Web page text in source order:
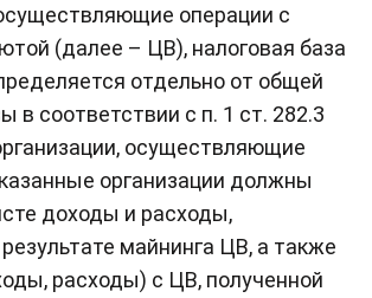
операции с
(далее – ЦВ), налоговая база
отдельно от общей
в соответствии с п. 1 ст. 282.3
осуществляющие
организации должны
доходы и расходы,
майнинга ЦВ, а также
расходы) с ЦВ, полученной